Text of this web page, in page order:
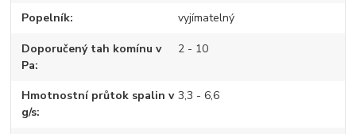
Popelník vyjímatelný
Doporučený tah komínu v
Pa
2 - 10
Hmotnostní průtok spalin v
g/s
3,3 - 6,6